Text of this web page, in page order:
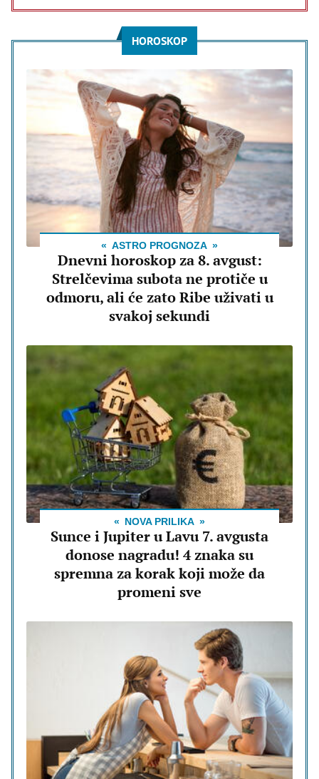
HOROSKOP
ASTRO PROGNOZA
Dnevni horoskop za 8. avgust:
Strelčevima subota ne protiče u
odmoru, ali će zato Ribe uživati u
svakoj sekundi
NOVA PRILIKA
Sunce i Jupiter u Lavu 7. avgusta
donose nagradu! 4 znaka su
spremna za korak koji može da
promeni sve